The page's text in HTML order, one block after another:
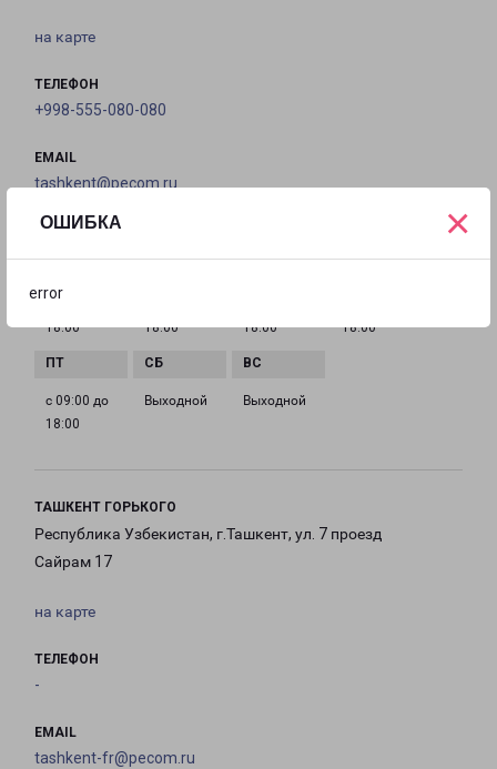
ОШИБКА
error
×
на карте
ТЕЛЕФОН
+998-555-080-080
EMAIL
tashkent@pecom.ru
ГРАФИК РАБОТЫ
18:00
18:00
18:00
18:00
с 09:00 до
18:00
Выходной Выходной
ТАШКЕНТ ГОРЬКОГО
Республика Узбекистан, г.Ташкент, ул. 7 проезд
Сайрам 17
на карте
ТЕЛЕФОН
-
EMAIL
tashkent-fr@pecom.ru